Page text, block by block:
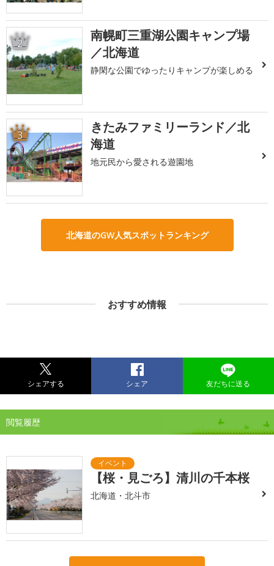
2
南幌町三重湖公園キャンプ場
／北海道
静閑な公園でゆったりキャンプが楽しめる
3
きたみファミリーランド／北
海道
地元民から愛される遊園地
北海道のGW人気スポットランキング
おすすめ情報
シェアする シェア 友だちに送る
閲覧履歴
【桜・見ごろ】清川の千本桜
北海道・北斗市